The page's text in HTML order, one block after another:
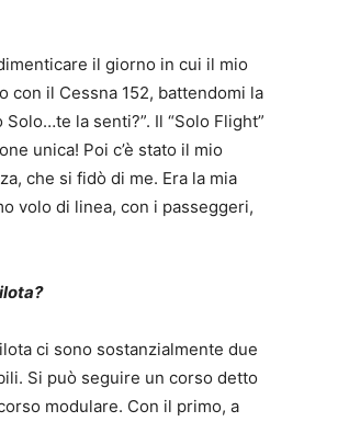
il giorno in cui il mio
con il Cessna 152, battendomi la
la senti?”. Il “Solo Flight”
unica! Poi c’è stato il mio
che si fidò di me. Era la mia
volo di linea, con i passeggeri,
ci sono sostanzialmente due
Si può seguire un corso detto
modulare. Con il primo, a